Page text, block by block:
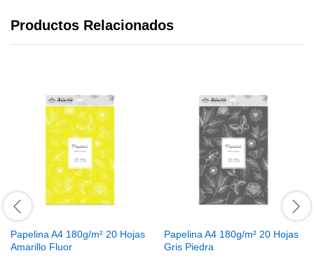
Productos Relacionados
Papelina A4 180g/m² 20 Hojas
Amarillo Fluor
Papelina A4 180g/m² 20 Hojas
Gris Piedra